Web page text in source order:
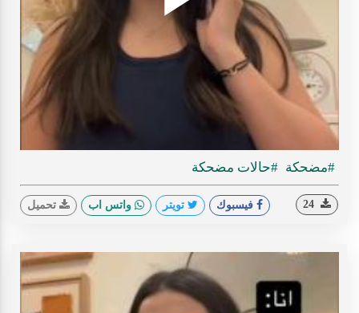
Play
#مضحكة #حالات مضحكة
فيسبوك تويتر واتس اب تحميل